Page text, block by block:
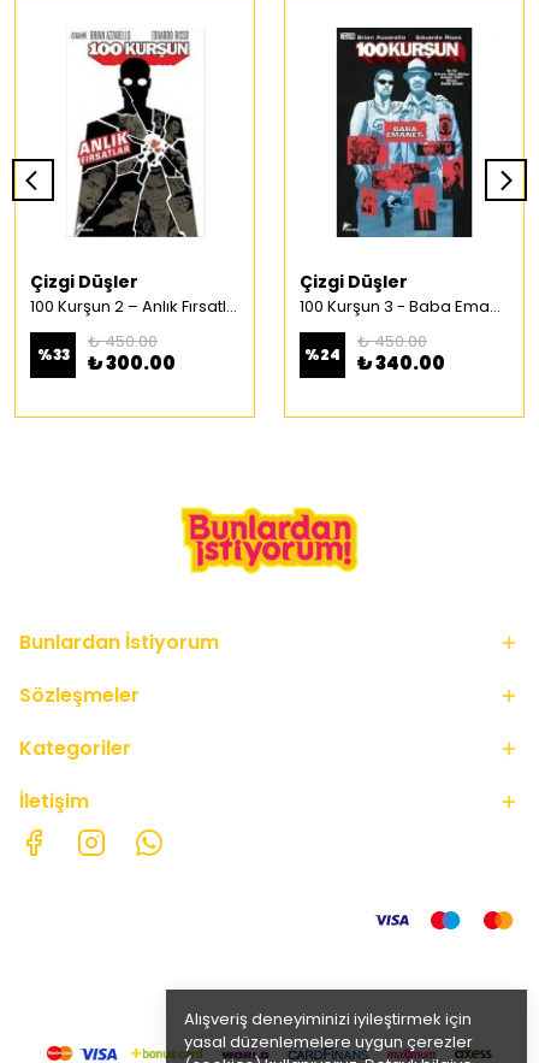
Alışveriş deneyiminizi iyileştirmek için
yasal düzenlemelere uygun çerezler
Çizgi Düşler
100 Kurşun 2 – Anlık Fırsatlar Türkçe Çizgi Roman
%33
₺ 450.00
₺ 300.00
Çizgi Düşler
100 Kurşun 3 - Baba Emaneti Türkçe Çizgi Roman
%24
₺ 450.00
₺ 340.00
Bunlardan İstiyorum
Sözleşmeler
Kategoriler
İletişim